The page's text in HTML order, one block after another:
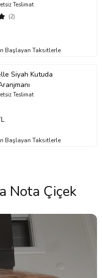
(2)
Teslimat
Başlayan Taksitlerle
Siyah Kutuda
Teslimat
Başlayan Taksitlerle
Nota Çiçek